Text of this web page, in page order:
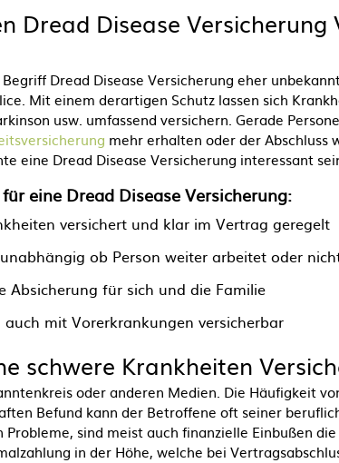
Dread Disease
Dread Disease Versicherung eher
Mit einem derartigen Schutz lassen sich
usw. umfassend versichern. Gerade
mehr erhalten oder der
eine Dread Disease Versicherung interessant
eine Dread Disease Versicherung:
versichert und klar im Vertrag geregelt
ob Person weiter arbeitet oder
Absicherung für sich und die Familie
auch mit Vorerkrankungen versicherbar
schwere Krankheiten
oder anderen Medien. Die Häufigkeit
Befund kann der Betroffene oft seiner
Probleme, sind meist auch finanzielle Einbußen
in der Höhe, welche bei